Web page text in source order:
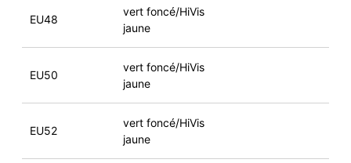
EU48
vert foncé/HiVis
jaune
EU50
vert foncé/HiVis
jaune
EU52
vert foncé/HiVis
jaune